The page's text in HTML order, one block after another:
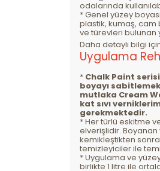
odalarında
* Genel yüzey
plastik, kumaş, cam
ve türevleri bulunan
Daha detaylı bilgi
Uygulama
* Chalk Paint
boyayı
mutlaka Cream
kat sıvı
gerekmektedir.
* Her türlü eskitme
elverişlidir.
kemikleştikten
temizleyiciler ile
* Uygulama ve
birlikte 1 litre ile